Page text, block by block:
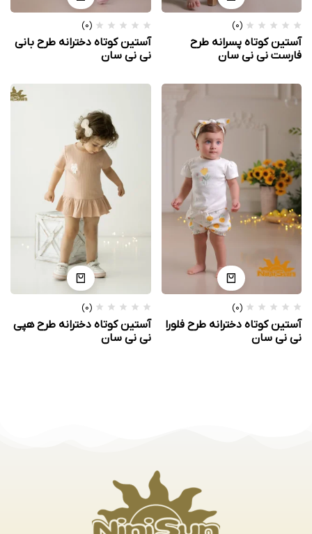
(0)
آستین کوتاه پسرانه طرح
فارست نی نی سان
(0)
آستین کوتاه دخترانه طرح بانی
نی نی سان
(0)
آستین کوتاه دخترانه طرح فلورا
نی نی سان
(0)
آستین کوتاه دخترانه طرح هپی
نی نی سان